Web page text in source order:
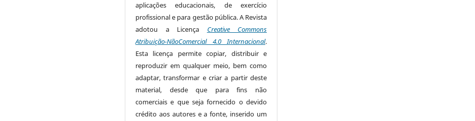
aplicações educacionais, de exercício
profissional e para gestão pública. A Revista
adotou a Licença Creative Commons
Atribuição-NãoComercial 4.0 Internacional.
Esta licença permite copiar, distribuir e
reproduzir em qualquer meio, bem como
adaptar, transformar e criar a partir deste
material, desde que para fins não
comerciais e que seja fornecido o devido
crédito aos autores e a fonte, inserido um